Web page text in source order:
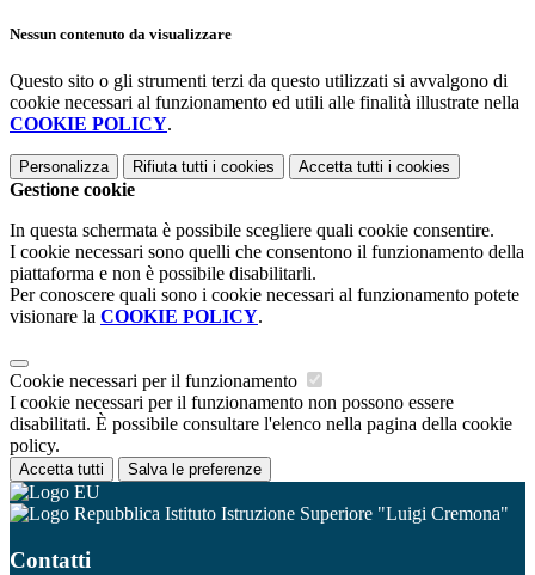
Nessun contenuto da visualizzare
Questo sito o gli strumenti terzi da questo utilizzati si avvalgono di
cookie necessari al funzionamento ed utili alle finalità illustrate nella
COOKIE POLICY.
Personalizza Rifiuta tutti i cookies Accetta tutti i cookies
Gestione cookie
In questa schermata è possibile scegliere quali cookie consentire.
I cookie necessari sono quelli che consentono il funzionamento della
piattaforma e non è possibile disabilitarli.
Per conoscere quali sono i cookie necessari al funzionamento potete
visionare la COOKIE POLICY.
Cookie necessari per il funzionamento
I cookie necessari per il funzionamento non possono essere
disabilitati. È possibile consultare l'elenco nella pagina della cookie
policy.
Accetta tutti Salva le preferenze
Istituto Istruzione Superiore "Luigi Cremona"
Contatti